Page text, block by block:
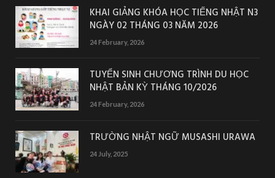
KHAI GIẢNG KHÓA HỌC TIẾNG NHẬT N3
NGÀY 02 THÁNG 03 NĂM 2026
24 February, 2026
TUYỂN SINH CHƯƠNG TRÌNH DU HỌC
NHẬT BẢN KỲ THÁNG 10/2026
24 February, 2026
TRƯỜNG NHẬT NGỮ MUSASHI URAWA
24 July, 2025